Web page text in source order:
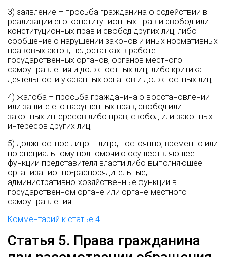
3) заявление – просьба гражданина о содействии в
реализации его конституционных прав и свобод или
конституционных прав и свобод других лиц, либо
сообщение о нарушении законов и иных нормативных
правовых актов, недостатках в работе
государственных органов, органов местного
самоуправления и должностных лиц, либо критика
деятельности указанных органов и должностных лиц;
4) жалоба – просьба гражданина о восстановлении
или защите его нарушенных прав, свобод или
законных интересов либо прав, свобод или законных
интересов других лиц;
5) должностное лицо – лицо, постоянно, временно или
по специальному полномочию осуществляющее
функции представителя власти либо выполняющее
организационно-распорядительные,
административно-хозяйственные функции в
государственном органе или органе местного
самоуправления.
Комментарий к статье 4
Статья 5. Права гражданина